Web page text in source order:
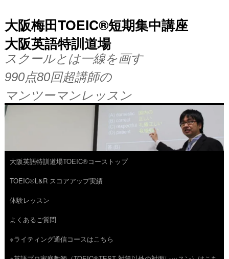
大阪梅田TOEIC®短期集中講座
大阪英語特訓道場
スクールとは一線を画す
990点80回超講師の
マンツーマンレッスン
コ
ン
テ
ン
ツ
大阪英語特訓道場TOEIC®コーストップ
TOEIC®L&R スコアアップ実績
体験レッスン
よくあるご質問
※ライティング通信コースはこちら